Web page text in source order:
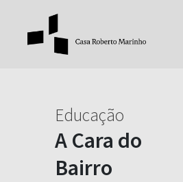
Educação
A Cara do
Bairro